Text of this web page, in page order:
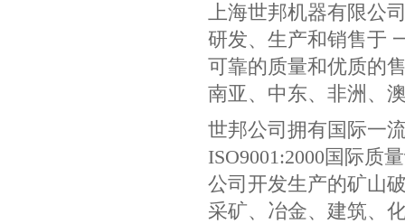
上海世邦机器有限公
研发、生产和销售于
可靠的质量和优质的
南亚、中东、非洲、
世邦公司拥有国际一
ISO9001:2000国际质
公司开发生产的矿山
采矿、冶金、建筑、